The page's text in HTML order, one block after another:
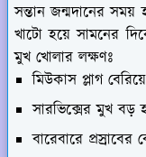
সন্তান জন্মদানের
খাটো হয়ে সামনের
মুখ খোলার লক্ষণঃ
মিউকাস প্লাগ
সারভিক্সের মুখ বড়
বারেবারে